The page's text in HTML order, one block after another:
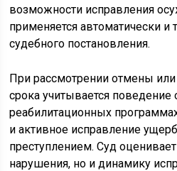
возможности исправления
применяется автоматически и
судебного постановления.
При рассмотрении отмены
срока учитывается поведение
реабилитационных
и активное исправление
преступлением. Суд
нарушения, но и динамику